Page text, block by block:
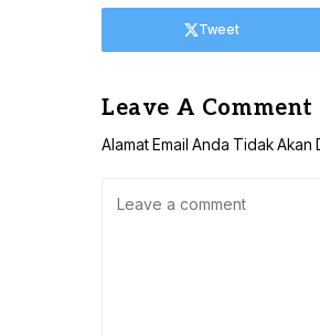
Tweet
Leave A Comment
Alamat Email Anda Tidak Akan